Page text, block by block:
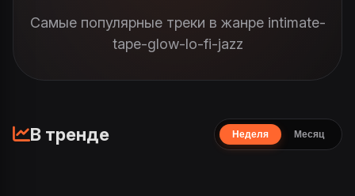
Самые популярные треки в жанре intimate-
tape-glow-lo-fi-jazz
В тренде Неделя Месяц